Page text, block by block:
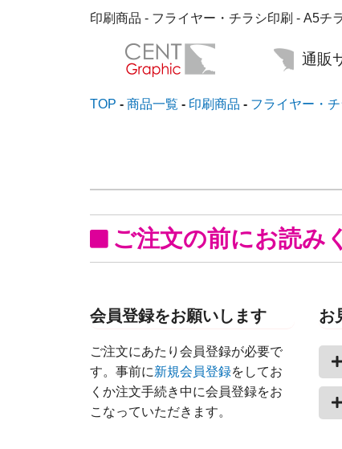
印刷商品 - フライヤー・チラシ印刷 - A5チ
通販
TOP 商品一覧 印刷商品 フライヤー・
ご注文の前にお読み
会員登録をお願いします
ご注文にあたり会員登録が必要で
す。事前に新規会員登録をしてお
くか注文手続き中に会員登録をお
こなっていただきます。
お